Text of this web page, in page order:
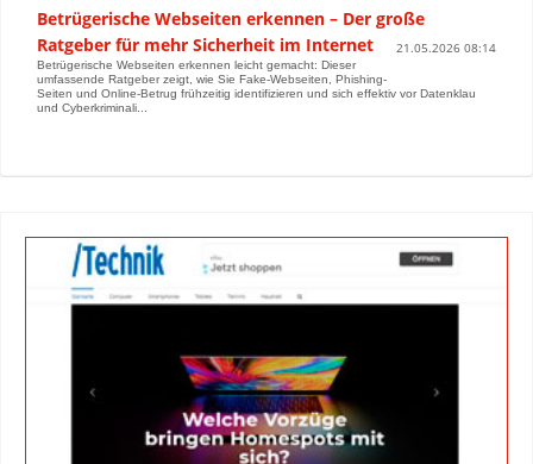
Betrügerische Webseiten erkennen – Der große
Ratgeber für mehr Sicherheit im Internet
21.05.2026 08:14
Betrügerische Webseiten erkennen leicht gemacht: Dieser
umfassende Ratgeber zeigt, wie Sie Fake-Webseiten, Phishing-
Seiten und Online-Betrug frühzeitig identifizieren und sich effektiv vor Datenklau
und Cyberkriminali...